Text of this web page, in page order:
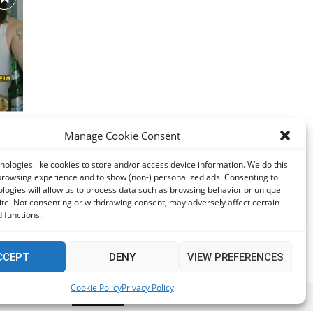
Manage Cookie Consent
like cookies to store and/or access device information. We do this
experience and to show (non-) personalized ads. Consenting to
will allow us to process data such as browsing behavior or unique
Not consenting or withdrawing consent, may adversely affect certain
functions.
DENY VIEW PREFERENCES
Cookie PolicyPrivacy Policy
Accept Read More